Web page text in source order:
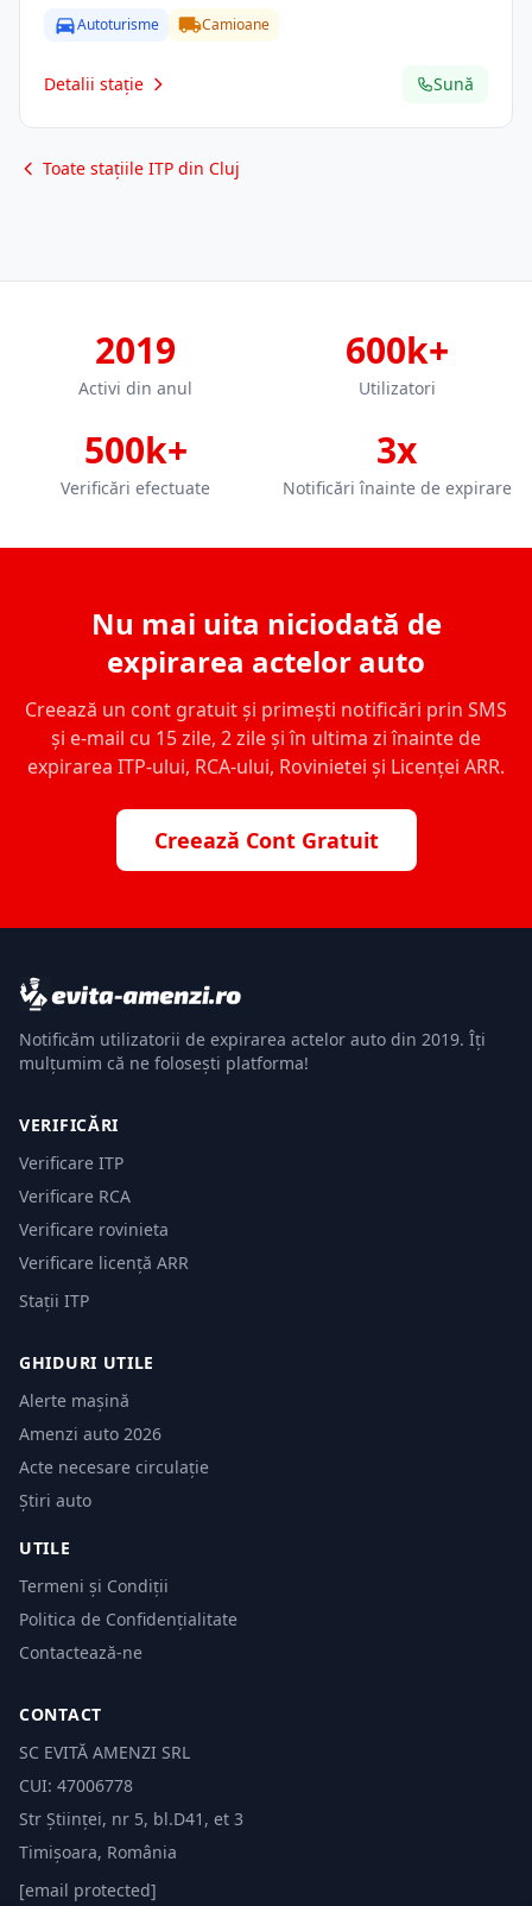
Autoturisme Camioane
Detalii stație Sună
Toate stațiile ITP din Cluj
2019
Activi din anul
600k+
Utilizatori
500k+
Verificări efectuate
3x
Notificări înainte de expirare
Nu mai uita niciodată de
expirarea actelor auto
Creează un cont gratuit și primești notificări prin SMS
și e-mail cu 15 zile, 2 zile și în ultima zi înainte de
expirarea ITP-ului, RCA-ului, Rovinietei și Licenței ARR.
Creează Cont Gratuit
Notificăm utilizatorii de expirarea actelor auto din 2019. Îți
mulțumim că ne folosești platforma!
VERIFICĂRI
Verificare ITP
Verificare RCA
Verificare rovinieta
Verificare licență ARR
Stații ITP
GHIDURI UTILE
Alerte mașină
Amenzi auto 2026
Acte necesare circulație
Știri auto
UTILE
Termeni și Condiții
Politica de Confidențialitate
Contactează-ne
CONTACT
SC EVITĂ AMENZI SRL
CUI: 47006778
Str Științei, nr 5, bl.D41, et 3
Timișoara, România
[email protected]